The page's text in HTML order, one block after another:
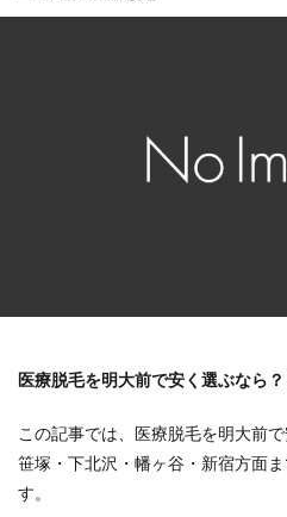
医療脱毛を明大前で安く選ぶなら
この記事では、医療脱毛を明大前
笹塚・下北沢・幡ヶ谷・新宿方面
す。
顔脱毛